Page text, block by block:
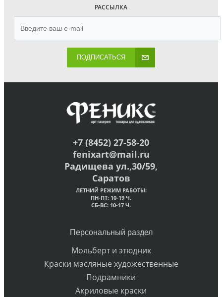
РАССЫЛКА
ПОДПИСАТЬСЯ
+7 (8452) 27-58-20
fenixart@mail.ru
Радищева ул.,30/59,
Саратов
ЛЕТНИЙ РЕЖИМ РАБОТЫ:
ПН-ПТ: 10-19 Ч.
СБ-ВС: 10-17 Ч.
Персональный раздел
Мольберт и этюдник
Краски масляные художественные
Подрамники
Акриловые краски